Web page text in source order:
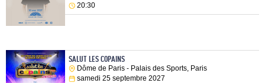
20:30
SALUT LES COPAINS
Dôme de Paris - Palais des Sports, Paris
samedi 25 septembre 2027